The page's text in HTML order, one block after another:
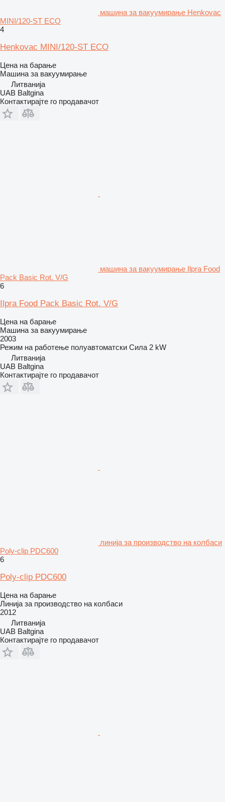
машина за вакуумирање Henkovac
MINI/120-ST ECO
4
Henkovac MINI/120-ST ECO
Цена на барање
Машина за вакуумирање
Литванија
UAB Baltgina
Контактирајте го продавачот
машина за вакуумирање Ilpra Food
Pack Basic Rot. V/G
6
Ilpra Food Pack Basic Rot. V/G
Цена на барање
Машина за вакуумирање
2003
Режим на работење полуавтоматски Сила 2 kW
Литванија
UAB Baltgina
Контактирајте го продавачот
линија за производство на колбаси
Poly-clip PDC600
6
Poly-clip PDC600
Цена на барање
Линија за производство на колбаси
2012
Литванија
UAB Baltgina
Контактирајте го продавачот